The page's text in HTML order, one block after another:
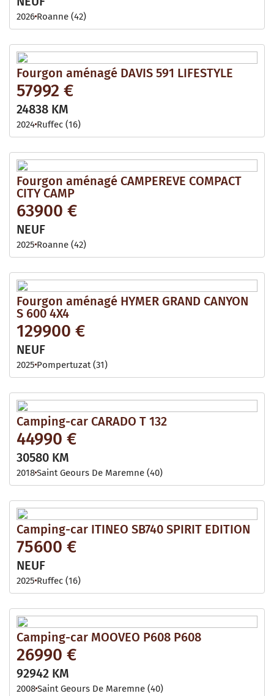
2026 Roanne (42)
Fourgon aménagé DAVIS 591 LIFESTYLE
57992 €
24838 KM
2024 Ruffec (16)
Fourgon aménagé CAMPEREVE COMPACT
CITY CAMP
63900 €
NEUF
2025 Roanne (42)
Fourgon aménagé HYMER GRAND CANYON
S 600 4X4
129900 €
NEUF
2025 Pompertuzat (31)
Camping-car CARADO T 132
44990 €
30580 KM
2018Saint Geours De Maremne (40)
Camping-car ITINEO SB740 SPIRIT EDITION
75600 €
NEUF
2025 Ruffec (16)
Camping-car MOOVEO P608 P608
26990 €
92942 KM
2008Saint Geours De Maremne (40)